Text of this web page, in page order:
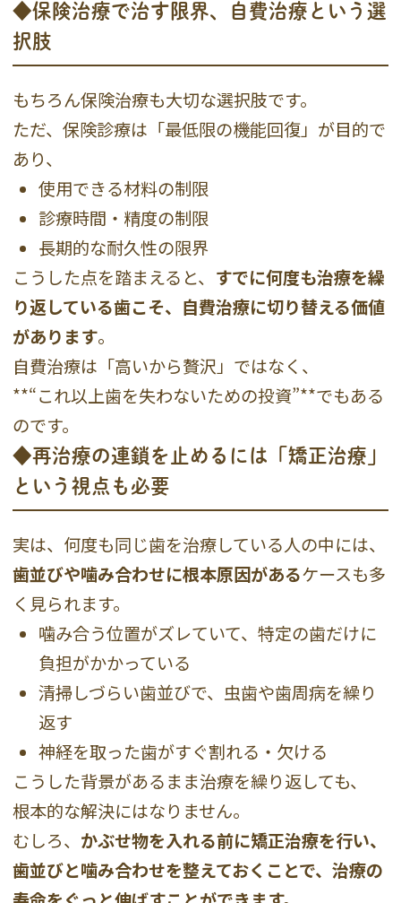
◆保険治療で治す限界、自費治療という選
択肢
もちろん保険治療も大切な選択肢です。
ただ、保険診療は「最低限の機能回復」が目的で
あり、
使用できる材料の制限
診療時間・精度の制限
長期的な耐久性の限界
こうした点を踏まえると、 すでに何度も治療を繰
り返している歯こそ、自費治療に切り替える価値
があります。
自費治療は「高いから贅沢」ではなく、
**“これ以上歯を失わないための投資”**でもある
のです。
◆再治療の連鎖を止めるには「矯正治療」
という視点も必要
実は、何度も同じ歯を治療している人の中には、
歯並びや噛み合わせに根本原因があるケースも多
く見られます。
噛み合う位置がズレていて、特定の歯だけに
負担がかかっている
清掃しづらい歯並びで、虫歯や歯周病を繰り
返す
神経を取った歯がすぐ割れる・欠ける
こうした背景があるまま治療を繰り返しても、
根本的な解決にはなりません。
むしろ、 かぶせ物を入れる前に矯正治療を行い、
歯並びと噛み合わせを整えておくことで、治療の